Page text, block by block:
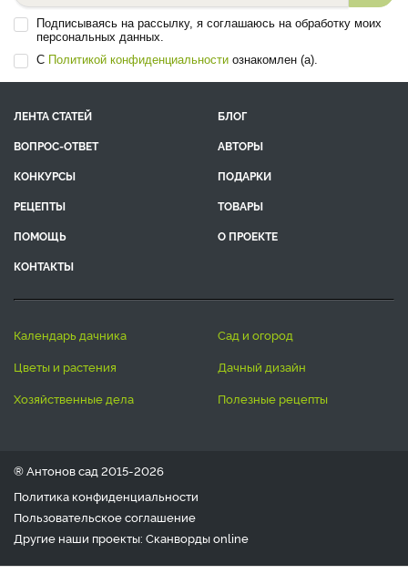
Подписываясь на рассылку, я соглашаюсь на обработку моих
персональных данных.
С Политикой конфиденциальности ознакомлен (а).
ЛЕНТА СТАТЕЙ
БЛОГ
ВОПРОС-ОТВЕТ
АВТОРЫ
КОНКУРСЫ
ПОДАРКИ
РЕЦЕПТЫ
ТОВАРЫ
ПОМОЩЬ
О ПРОЕКТЕ
КОНТАКТЫ
календарь дачника
сад и огород
цветы и растения
дачный дизайн
хозяйственные дела
полезные рецепты
® Антонов сад 2015-2026
Политика конфиденциальности
Пользовательское соглашение
Другие наши проекты: Сканвордыonline